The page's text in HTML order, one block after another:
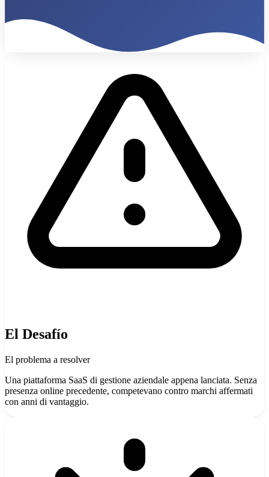
El Desafío
El problema a resolver
Una piattaforma SaaS di gestione aziendale appena lanciata. Senza
presenza online precedente, competevano contro marchi affermati
con anni di vantaggio.